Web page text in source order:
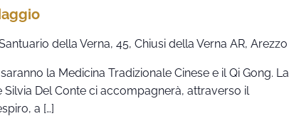
della Verna, 45, Chiusi della Verna AR, Arezzo
la Medicina Tradizionale Cinese e il Qi Gong. La
Del Conte ci accompagnerà, attraverso il
a […]